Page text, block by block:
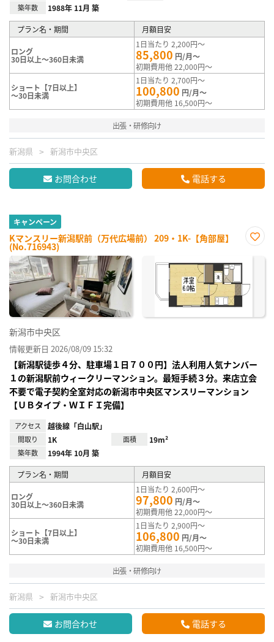
築年数 1988年 11月 築
プラン名・期間 月額目安
ロング
30日以上～360日未満
1日当たり 2,200円～
85,800 円/月～
初期費用他 22,000円～
ショート【7日以上】
～30日未満
1日当たり 2,700円～
100,800 円/月～
初期費用他 16,500円～
出張・研修向け
新潟県 新潟市中央区
お問合わせ 電話する
キャンペーン
Kマンスリー新潟駅前（万代広場前） 209・1K-【角部屋】
(No.716943)
に入
新潟市中央区
情報更新日 2026/08/09 15:32
【新潟駅徒歩４分、駐車場１日７００円】法人利用人気ナンバー
１の新潟駅前ウィークリーマンション。最短手続３分。来店立会
不要で電子契約全室対応の新潟市中央区マンスリーマンション
【ＵＢタイプ・ＷＩＦＩ完備】
アクセス 越後線「白山駅」
間取り 1K 面積 19m²
築年数 1994年 10月 築
プラン名・期間 月額目安
ロング
30日以上～360日未満
1日当たり 2,600円～
97,800 円/月～
初期費用他 22,000円～
ショート【7日以上】
～30日未満
1日当たり 2,900円～
106,800 円/月～
初期費用他 16,500円～
出張・研修向け
新潟県 新潟市中央区
お問合わせ 電話する